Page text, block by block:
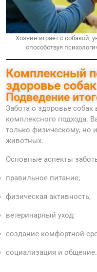
Хозяин играет с собакой,
способствуя
Комплексный
здоровье
Подведение
Забота о здоровье собак
комплексного подхода.
только физическому, но
животных.
Основные аспекты
правильное питание;
физическая активность;
ветеринарный уход;
создание комфортной
социализация и общение.